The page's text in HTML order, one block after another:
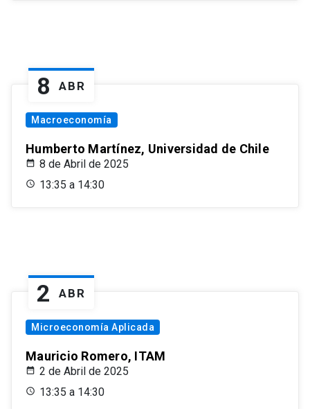
8 ABR
Macroeconomía
Humberto Martínez, Universidad de Chile
8 de Abril de 2025
13:35 a 14:30
2 ABR
Microeconomía Aplicada
Mauricio Romero, ITAM
2 de Abril de 2025
13:35 a 14:30